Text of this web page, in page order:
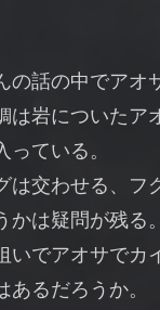
の話の中でアオ
は岩についたア
ている。
は交わせる、フ
は疑問が残る。
いでアオサでカ
るだろうか。